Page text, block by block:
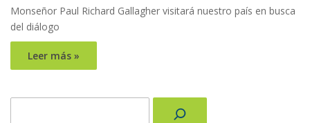
Monseñor Paul Richard Gallagher visitará nuestro país en busca
del diálogo
Leer más »